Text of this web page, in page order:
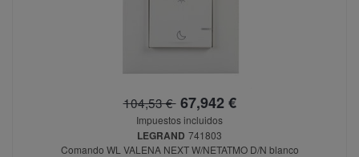
104,53 €67,942 €
Impuestos incluidos
LEGRAND 741803
Comando WL VALENA NEXT W/NETATMO D/N blanco